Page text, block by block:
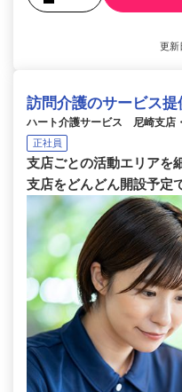
更新
訪問介護のサービス提
ハート介護サービス 尼崎支店
正社員
支店ごとの活動エリアを
支店をどんどん開設予定